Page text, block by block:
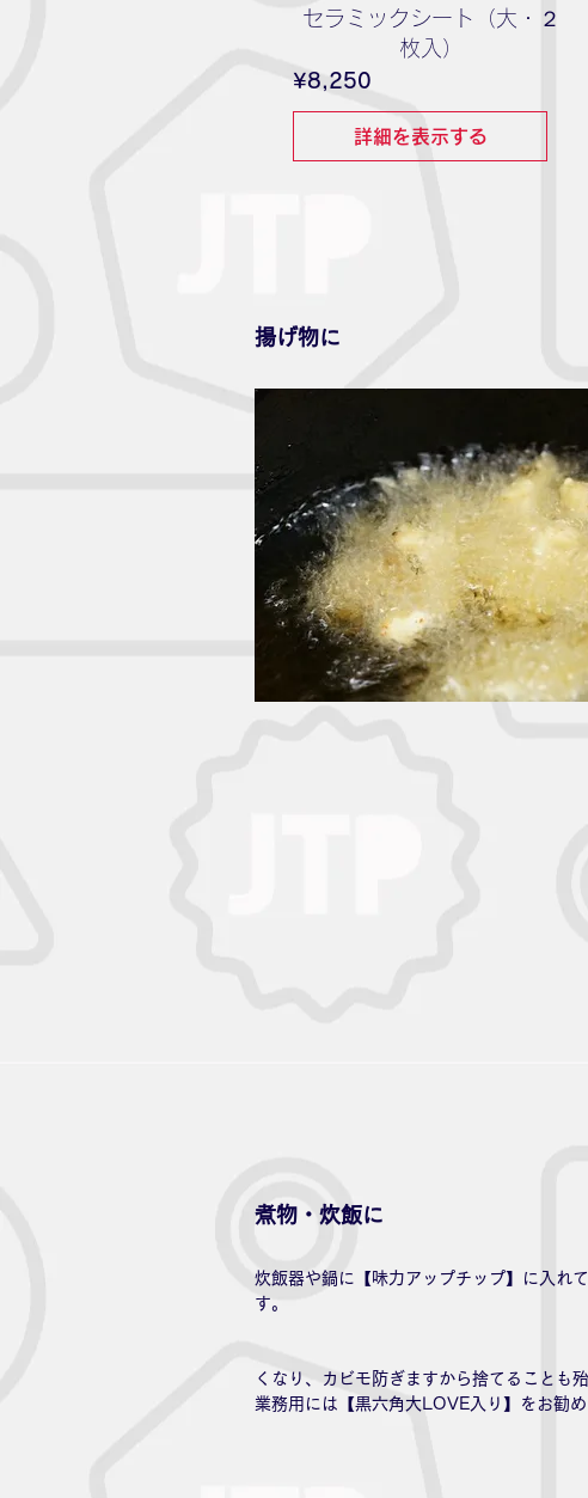
セラミックシート（大・２
枚入）
¥8,250
格
詳細を表示する
揚げ物に
煮物・炊飯に
炊飯器や鍋に【味力アップチップ】に入れ
早く炊けます
くなり、カビモ防ぎますから捨てることも
業務用には【黒六角大LOVE入り】をお勧め